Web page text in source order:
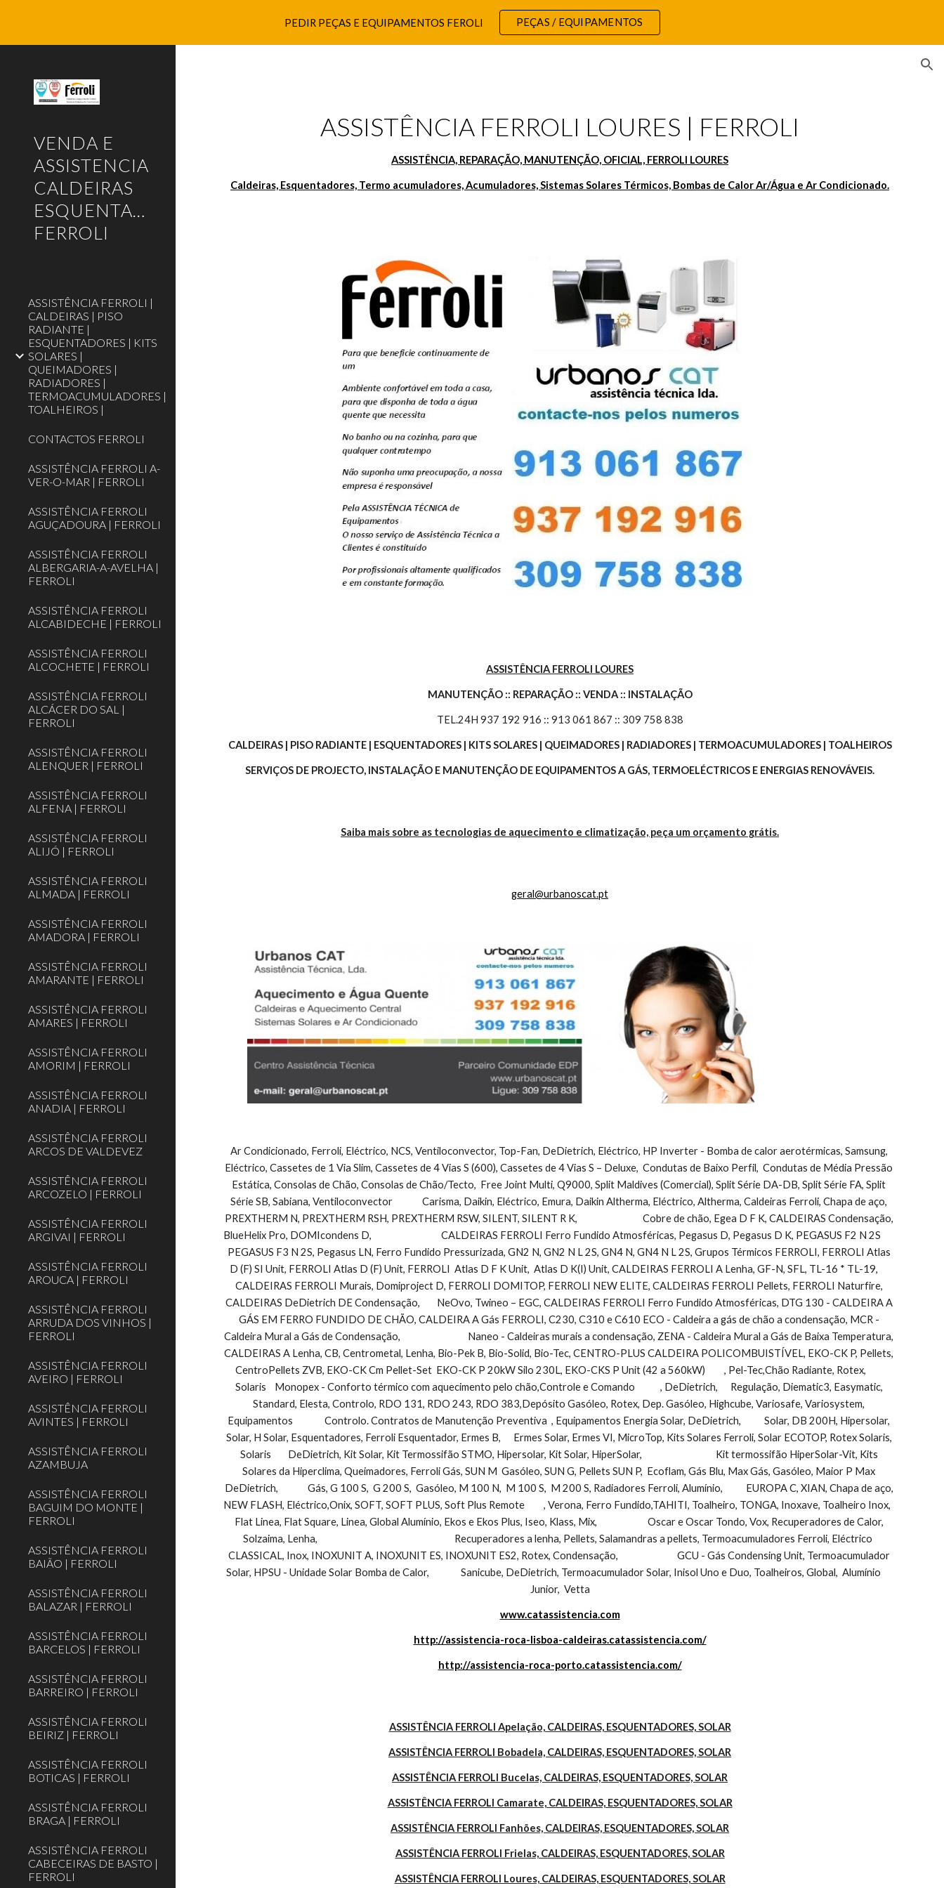
Skip to main content Skip to navigation
PEDIR PEÇAS E EQUIPAMENTOS FEROLI PEÇAS / EQUIPAMENTOS
VENDA E
ASSISTENCIA
CALDEIRAS
ESQUENTADORES
FERROLI
ASSISTÊNCIA FERROLI |
CALDEIRAS | PISO
RADIANTE |
ESQUENTADORES | KITS
SOLARES |
QUEIMADORES |
RADIADORES |
TERMOACUMULADORES |
TOALHEIROS |‎
CONTACTOS FERROLI
ASSISTÊNCIA FERROLI A-
VER-O-MAR | FERROLI
ASSISTÊNCIA FERROLI
AGUÇADOURA | FERROLI
ASSISTÊNCIA FERROLI
ALBERGARIA-A-AVELHA |
FERROLI
ASSISTÊNCIA FERROLI
ALCABIDECHE | FERROLI
ASSISTÊNCIA FERROLI
ALCOCHETE | FERROLI
ASSISTÊNCIA FERROLI
ALCÁCER DO SAL |
FERROLI
ASSISTÊNCIA FERROLI
ALENQUER | FERROLI
ASSISTÊNCIA FERROLI
ALFENA | FERROLI
ASSISTÊNCIA FERROLI
ALIJÓ | FERROLI
ASSISTÊNCIA FERROLI
ALMADA | FERROLI
ASSISTÊNCIA FERROLI
AMADORA | FERROLI
ASSISTÊNCIA FERROLI
AMARANTE | FERROLI
ASSISTÊNCIA FERROLI
AMARES | FERROLI
ASSISTÊNCIA FERROLI
AMORIM | FERROLI
ASSISTÊNCIA FERROLI
ANADIA | FERROLI
ASSISTÊNCIA FERROLI
ARCOS DE VALDEVEZ
ASSISTÊNCIA FERROLI
ARCOZELO | FERROLI
ASSISTÊNCIA FERROLI
ARGIVAI | FERROLI
ASSISTÊNCIA FERROLI
AROUCA | FERROLI
ASSISTÊNCIA FERROLI
ARRUDA DOS VINHOS |
FERROLI
ASSISTÊNCIA FERROLI
AVEIRO | FERROLI
ASSISTÊNCIA FERROLI
AVINTES | FERROLI
ASSISTÊNCIA FERROLI
AZAMBUJA
ASSISTÊNCIA FERROLI
BAGUIM DO MONTE |
FERROLI
ASSISTÊNCIA FERROLI
BAIÃO | FERROLI
ASSISTÊNCIA FERROLI
BALAZAR | FERROLI
ASSISTÊNCIA FERROLI
BARCELOS | FERROLI
ASSISTÊNCIA FERROLI
BARREIRO | FERROLI
ASSISTÊNCIA FERROLI
BEIRIZ | FERROLI
ASSISTÊNCIA FERROLI
BOTICAS | FERROLI
ASSISTÊNCIA FERROLI
BRAGA | FERROLI
ASSISTÊNCIA FERROLI
CABECEIRAS DE BASTO |
FERROLI
ASSISTÊNCIA FERROLI LOURES | FERROLI
ASSISTÊNCIA, REPARAÇÃO, MANUTENÇÃO, OFICIAL, FERROLI LOURES
Caldeiras, Esquentadores, Termo acumuladores, Acumuladores, Sistemas Solares Térmicos, Bombas de Calor Ar/Água e Ar Condicionado.
ASSISTÊNCIA FERROLI LOURES
MANUTENÇÃO :: REPARAÇÃO :: VENDA :: INSTALAÇÃO
TEL.24H 937 192 916 :: 913 061 867 :: 309 758 838
CALDEIRAS | PISO RADIANTE | ESQUENTADORES | KITS SOLARES | QUEIMADORES | RADIADORES | TERMOACUMULADORES | TOALHEIROS
SERVIÇOS DE PROJECTO, INSTALAÇÃO E MANUTENÇÃO DE EQUIPAMENTOS A GÁS, TERMOELÉCTRICOS E ENERGIAS RENOVÁVEIS.
Saiba mais sobre as tecnologias de aquecimento e climatização, peça um orçamento grátis.
geral@urbanoscat.pt
Ar Condicionado, Ferroli, Eléctrico, NCS, Ventiloconvector, Top-Fan, DeDietrich, Eléctrico, HP Inverter - Bomba de calor aerotérmicas, Samsung,
Eléctrico, Cassetes de 1 Via Slim, Cassetes de 4 Vias S (600), Cassetes de 4 Vias S – Deluxe,  Condutas de Baixo Perfil,  Condutas de Média Pressão
Estática, Consolas de Chão, Consolas de Chão/Tecto,  Free Joint Multi, Q9000, Split Maldives (Comercial), Split Série DA-DB, Split Série FA, Split
Série SB, Sabiana, Ventiloconvector              Carisma, Daikin, Eléctrico, Emura, Daikin Altherma, Eléctrico, Altherma, Caldeiras Ferroli, Chapa de aço,
PREXTHERM N, PREXTHERM RSH, PREXTHERM RSW, SILENT, SILENT R K,                               Cobre de chão, Egea D F K, CALDEIRAS Condensação,
BlueHelix Pro, DOMIcondens D,                                 CALDEIRAS FERROLI Ferro Fundido Atmosféricas, Pegasus D, Pegasus D K, PEGASUS F2 N 2S
PEGASUS F3 N 2S, Pegasus LN, Ferro Fundido Pressurizada, GN2 N, GN2 N L 2S, GN4 N, GN4 N L 2S, Grupos Térmicos FERROLI, FERROLI Atlas
D (F) SI Unit, FERROLI Atlas D (F) Unit, FERROLI  Atlas D F K Unit,  Atlas D K(I) Unit, CALDEIRAS FERROLI A Lenha, GF-N, SFL, TL-16 * TL-19,
CALDEIRAS FERROLI Murais, Domiproject D, FERROLI DOMITOP, FERROLI NEW ELITE, CALDEIRAS FERROLI Pellets, FERROLI Naturfire,
CALDEIRAS DeDietrich DE Condensação,        NeOvo, Twineo – EGC, CALDEIRAS FERROLI Ferro Fundido Atmosféricas, DTG 130 - CALDEIRA A
GÁS EM FERRO FUNDIDO DE CHÃO, CALDEIRA A Gás FERROLI, C230, C310 e C610 ECO - Caldeira a gás de chão a condensação, MCR -
Caldeira Mural a Gás de Condensação,                                Naneo - Caldeiras murais a condensação, ZENA - Caldeira Mural a Gás de Baixa Temperatura,
CALDEIRAS A Lenha, CB, Centrometal, Lenha, Bio-Pek B, Bio-Solid, Bio-Tec, CENTRO-PLUS CALDEIRA POLICOMBUISTÍVEL, EKO-CK P, Pellets,
CentroPellets ZVB, EKO-CK Cm Pellet-Set  EKO-CK P 20kW Silo 230L, EKO-CKS P Unit (42 a 560kW)         , Pel-Tec,Chão Radiante, Rotex,
Solaris    Monopex - Conforto térmico com aquecimento pelo chão,Controle e Comando            , DeDietrich,      Regulação, Diematic3, Easymatic,
Standard, Elesta, Controlo, RDO 131, RDO 243, RDO 383,Depósito Gasóleo, Rotex, Dep. Gasóleo, Highcube, Variosafe, Variosystem,
Equipamentos               Controlo. Contratos de Manutenção Preventiva  , Equipamentos Energia Solar, DeDietrich,           Solar, DB 200H, Hipersolar,
Solar, H Solar, Esquentadores, Ferroli Esquentador, Ermes B,      Ermes Solar, Ermes VI, MicroTop, Kits Solares Ferroli, Solar ECOTOP, Rotex Solaris,
Solaris        DeDietrich, Kit Solar, Kit Termossifão STMO, Hipersolar, Kit Solar, HiperSolar,                                   Kit termossifão HiperSolar-Vit, Kits
Solares da Hiperclima, Queimadores, Ferroli Gás, SUN M  Gasóleo, SUN G, Pellets SUN P,  Ecoflam, Gás Blu, Max Gás, Gasóleo, Maior P Max
DeDietrich,              Gás, G 100 S,  G 200 S,  Gasóleo, M 100 N,  M 100 S,  M 200 S, Radiadores Ferroli, Alumínio,           EUROPA C, XIAN, Chapa de aço,
NEW FLASH, Eléctrico,Onix, SOFT, SOFT PLUS, Soft Plus Remote         , Verona, Ferro Fundido,TAHITI, Toalheiro, TONGA, Inoxave, Toalheiro Inox,
Flat Linea, Flat Square, Linea, Global Alumínio, Ekos e Ekos Plus, Iseo, Klass, Mix,                        Oscar e Oscar Tondo, Vox, Recuperadores de Calor,
Solzaima, Lenha,                                                                 Recuperadores a lenha, Pellets, Salamandras a pellets, Termoacumuladores Ferroli, Eléctrico
CLASSICAL, Inox, INOXUNIT A, INOXUNIT ES, INOXUNIT ES2, Rotex, Condensação,                            GCU - Gás Condensing Unit, Termoacumulador
Solar, HPSU - Unidade Solar Bomba de Calor,               Sanicube, DeDietrich, Termoacumulador Solar, Inisol Uno e Duo, Toalheiros, Global,  Alumínio
Junior,  Vetta
www.catassistencia.com
http://assistencia-roca-lisboa-caldeiras.catassistencia.com/
http://assistencia-roca-porto.catassistencia.com/
ASSISTÊNCIA FERROLI Apelação, CALDEIRAS, ESQUENTADORES, SOLAR
ASSISTÊNCIA FERROLI Bobadela, CALDEIRAS, ESQUENTADORES, SOLAR
ASSISTÊNCIA FERROLI Bucelas, CALDEIRAS, ESQUENTADORES, SOLAR
ASSISTÊNCIA FERROLI Camarate, CALDEIRAS, ESQUENTADORES, SOLAR
ASSISTÊNCIA FERROLI Fanhões, CALDEIRAS, ESQUENTADORES, SOLAR
ASSISTÊNCIA FERROLI Frielas, CALDEIRAS, ESQUENTADORES, SOLAR
ASSISTÊNCIA FERROLI Loures, CALDEIRAS, ESQUENTADORES, SOLAR